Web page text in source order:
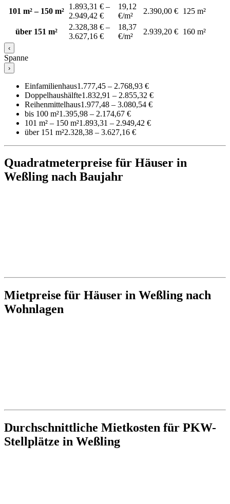
101 m² – 150 m²
1.893,31 € –
2.949,42 €
19,12
€/m²
2.390,00 € 125 m²
über 151 m²
2.328,38 € –
3.627,16 €
18,37
€/m²
2.939,20 € 160 m²
‹
Spanne
›
Einfamilienhaus1.777,45 – 2.768,93 €
Doppelhaushälfte1.832,91 – 2.855,32 €
Reihenmittelhaus1.977,48 – 3.080,54 €
bis 100 m²1.395,98 – 2.174,67 €
101 m² – 150 m²1.893,31 – 2.949,42 €
über 151 m²2.328,38 – 3.627,16 €
Quadratmeterpreise für Häuser in
Weßling nach Baujahr
Mietpreise für Häuser in Weßling nach
Wohnlagen
Durchschnittliche Mietkosten für PKW-
Stellplätze in Weßling